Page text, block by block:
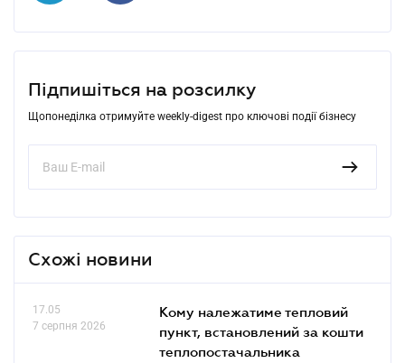
Підпишіться на розсилку
Щопонеділка отримуйте weekly-digest про ключові події бізнесу
Схожі новини
17.05
7 серпня 2026
Кому належатиме тепловий
пункт, встановлений за кошти
теплопостачальника